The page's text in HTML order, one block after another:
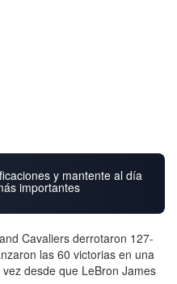
y mantente al día
importantes
Cavaliers derrotaron 127-
las 60 victorias en una
desde que LeBron James